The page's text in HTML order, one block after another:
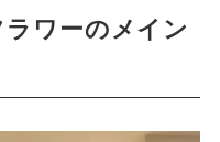
ワーのメイン